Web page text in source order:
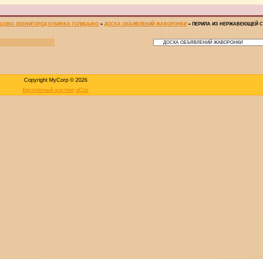
ЗВЕНИГОРОД КУБИНКА ГОЛИЦЫНО » ДОСКА ОБЪЯВЛЕНИЙ ЖАВОРОНКИ » ПЕРИЛА ИЗ НЕРЖАВЕЮЩЕЙ
Copyright MyCorp © 2026
Бесплатный хостинг uCoz